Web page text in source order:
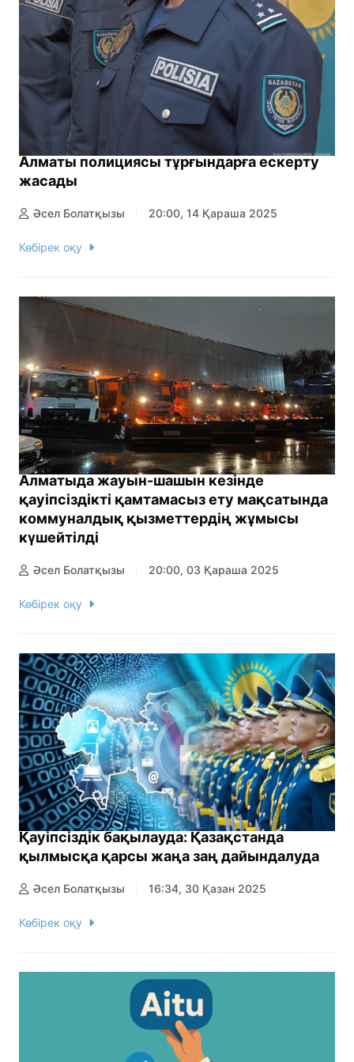
Алматы полициясы тұрғындарға ескерту
жасады
Әсел Болатқызы 20:00, 14 Қараша 2025
Көбірек оқу
Алматыда жауын-шашын кезінде
қауіпсіздікті қамтамасыз ету мақсатында
коммуналдық қызметтердің жұмысы
күшейтілді
Әсел Болатқызы 20:00, 03 Қараша 2025
Көбірек оқу
Қауіпсіздік бақылауда: Қазақстанда
қылмысқа қарсы жаңа заң дайындалуда
Әсел Болатқызы 16:34, 30 Қазан 2025
Көбірек оқу